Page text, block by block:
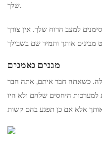
שלך.
למצב הרוח שלך. אין צורך
מגנים נאמנים
כשאתה חבר איתם, אתה חבר
למערכות היחסים שלהם ולא היו